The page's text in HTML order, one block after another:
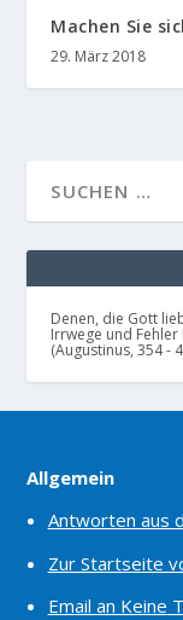
Machen Sie
29. März 2018
Denen, die Gott
Irrwege und
(Augustinus, 354 -
Allgemein
Antworten aus
Zur Startseite
Email an Keine